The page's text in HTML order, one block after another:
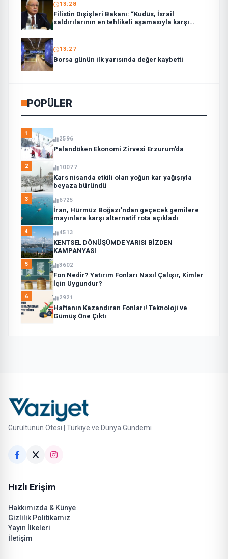
13:28
Filistin Dışişleri Bakanı: “Kudüs, İsrail
saldırılarının en tehlikeli aşamasıyla karşı
13:27
Borsa günün ilk yarısında değer kaybetti
POPÜLER
1
2596
Palandöken Ekonomi Zirvesi Erzurum’da
2 10077
Kars nisanda etkili olan yoğun kar yağışıyla
beyaza büründü
3 6725
İran, Hürmüz Boğazı’ndan geçecek gemilere
mayınlara karşı alternatif rota açıkladı
4 4513
KENTSEL DÖNÜŞÜMDE YARISI BİZDEN
KAMPANYASI
5 3602
Fon Nedir? Yatırım Fonları Nasıl Çalışır, Kimler
İçin Uygundur?
6 2921
Haftanın Kazandıran Fonları! Teknoloji ve
Gümüş Öne Çıktı
Gürültünün Ötesi | Türkiye ve Dünya Gündemi
Hızlı Erişim
Hakkımızda & Künye
Gizlilik Politikamız
Yayın İlkeleri
İletişim